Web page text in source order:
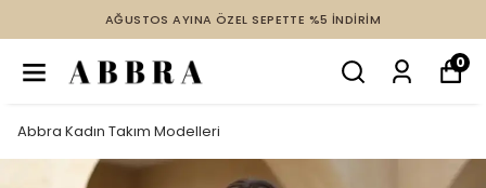
AĞUSTOS AYINA ÖZEL SEPETTE %5 İNDİRİM
0
Abbra Kadın Takım Modelleri